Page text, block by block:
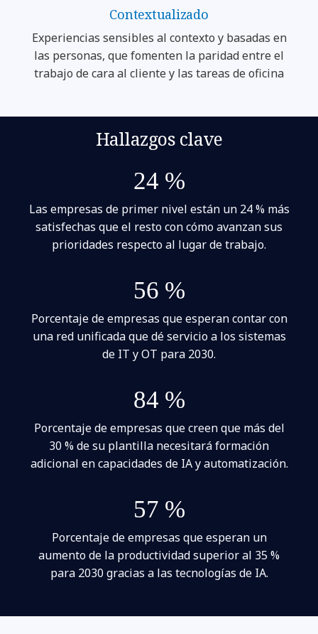
Contextualizado
Experiencias sensibles al contexto y basadas en
las personas, que fomenten la paridad entre el
trabajo de cara al cliente y las tareas de oficina
Hallazgos clave
24 %
Las empresas de primer nivel están un 24 % más
satisfechas que el resto con cómo avanzan sus
prioridades respecto al lugar de trabajo.
56 %
Porcentaje de empresas que esperan contar con
una red unificada que dé servicio a los sistemas
de IT y OT para 2030.
84 %
Porcentaje de empresas que creen que más del
30 % de su plantilla necesitará formación
adicional en capacidades de IA y automatización.
57 %
Porcentaje de empresas que esperan un
aumento de la productividad superior al 35 %
para 2030 gracias a las tecnologías de IA.